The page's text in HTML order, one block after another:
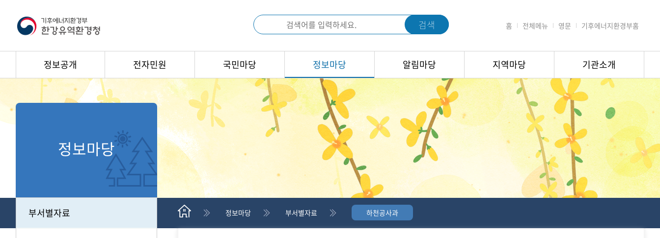
검색 홈 전체메뉴 영문 기후에너지환경부홈
정보공개 전자민원 국민마당 정보마당 알림마당 지역마당 기관소개
정보마당 부서별자료 하천공사과
정보마당
부서별자료